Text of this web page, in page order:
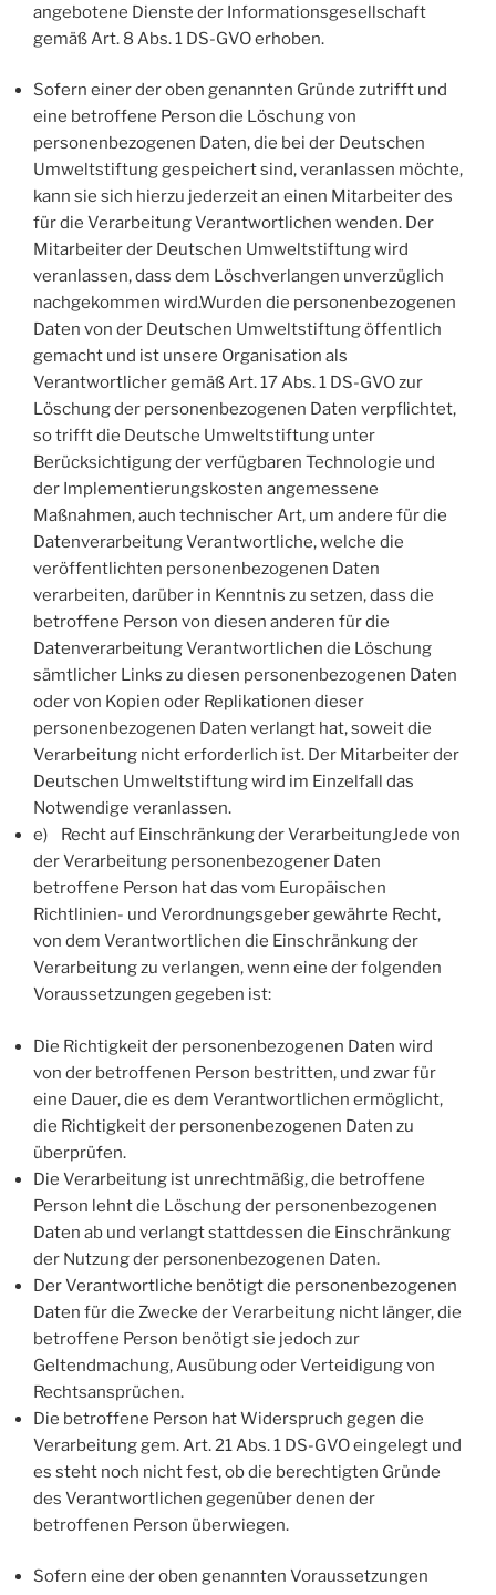
angebotene Dienste der Informationsgesellschaft
gemäß Art. 8 Abs. 1 DS-GVO erhoben.
Sofern einer der oben genannten Gründe zutrifft und
eine betroffene Person die Löschung von
personenbezogenen Daten, die bei der Deutschen
Umweltstiftung gespeichert sind, veranlassen möchte,
kann sie sich hierzu jederzeit an einen Mitarbeiter des
für die Verarbeitung Verantwortlichen wenden. Der
Mitarbeiter der Deutschen Umweltstiftung wird
veranlassen, dass dem Löschverlangen unverzüglich
nachgekommen wird.Wurden die personenbezogenen
Daten von der Deutschen Umweltstiftung öffentlich
gemacht und ist unsere Organisation als
Verantwortlicher gemäß Art. 17 Abs. 1 DS-GVO zur
Löschung der personenbezogenen Daten verpflichtet,
so trifft die Deutsche Umweltstiftung unter
Berücksichtigung der verfügbaren Technologie und
der Implementierungskosten angemessene
Maßnahmen, auch technischer Art, um andere für die
Datenverarbeitung Verantwortliche, welche die
veröffentlichten personenbezogenen Daten
verarbeiten, darüber in Kenntnis zu setzen, dass die
betroffene Person von diesen anderen für die
Datenverarbeitung Verantwortlichen die Löschung
sämtlicher Links zu diesen personenbezogenen Daten
oder von Kopien oder Replikationen dieser
personenbezogenen Daten verlangt hat, soweit die
Verarbeitung nicht erforderlich ist. Der Mitarbeiter der
Deutschen Umweltstiftung wird im Einzelfall das
Notwendige veranlassen.
e) Recht auf Einschränkung der VerarbeitungJede von
der Verarbeitung personenbezogener Daten
betroffene Person hat das vom Europäischen
Richtlinien- und Verordnungsgeber gewährte Recht,
von dem Verantwortlichen die Einschränkung der
Verarbeitung zu verlangen, wenn eine der folgenden
Voraussetzungen gegeben ist:
Die Richtigkeit der personenbezogenen Daten wird
von der betroffenen Person bestritten, und zwar für
eine Dauer, die es dem Verantwortlichen ermöglicht,
die Richtigkeit der personenbezogenen Daten zu
überprüfen.
Die Verarbeitung ist unrechtmäßig, die betroffene
Person lehnt die Löschung der personenbezogenen
Daten ab und verlangt stattdessen die Einschränkung
der Nutzung der personenbezogenen Daten.
Der Verantwortliche benötigt die personenbezogenen
Daten für die Zwecke der Verarbeitung nicht länger, die
betroffene Person benötigt sie jedoch zur
Geltendmachung, Ausübung oder Verteidigung von
Rechtsansprüchen.
Die betroffene Person hat Widerspruch gegen die
Verarbeitung gem. Art. 21 Abs. 1 DS-GVO eingelegt und
es steht noch nicht fest, ob die berechtigten Gründe
des Verantwortlichen gegenüber denen der
betroffenen Person überwiegen.
Sofern eine der oben genannten Voraussetzungen